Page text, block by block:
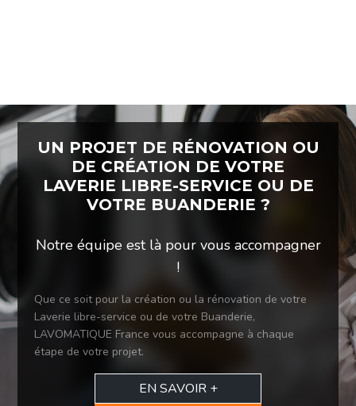
UN PROJET DE RÉNOVATION OU
DE CRÉATION DE VOTRE
LAVERIE LIBRE-SERVICE OU DE
VOTRE BUANDERIE ?
Notre équipe est là pour vous accompagner
!
Que ce soit pour la création ou la rénovation de votre
Laverie libre-service ou de votre Buanderie,
LAVOMATIQUE France vous accompagne à chaque
étape de votre projet.
EN SAVOIR +